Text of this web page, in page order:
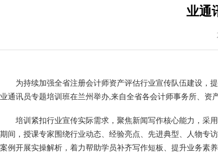
业通
为持续加强全省注册会计师资产评估行业宣传队伍建设，
业通讯员专题培训班在兰州举办,来自全省各会计师事务所、资
培训紧扣行业宣传实际需求，聚焦新闻写作核心能力，采用
期间，授课专家围绕行业动态、经验亮点、先进典型、人物专
案例开展实操解析，着力帮助学员补齐写作短板、提升业务素